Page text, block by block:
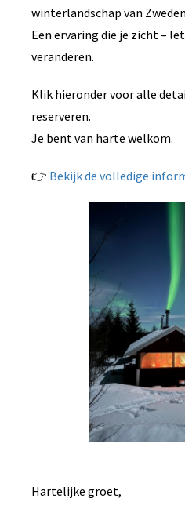
winterlandschap van
Een ervaring die je zicht –
veranderen.
Klik hieronder voor alle
reserveren.
Je bent van harte welkom.
👉 Bekijk de volledige
Hartelijke groet,